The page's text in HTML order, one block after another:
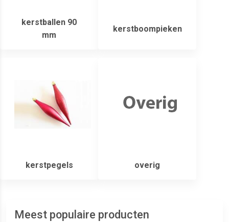
kerstballen 90
mm
kerstboompieken
kerstpegels overig
Meest populaire producten